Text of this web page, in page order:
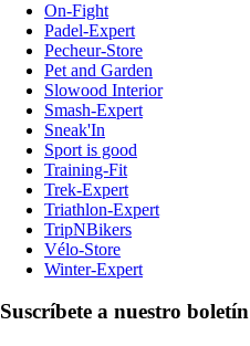
On-Fight
Padel-Expert
Pecheur-Store
Pet and Garden
Slowood Interior
Smash-Expert
Sneak'In
Sport is good
Training-Fit
Trek-Expert
Triathlon-Expert
TripNBikers
Vélo-Store
Winter-Expert
Suscríbete a nuestro boletín